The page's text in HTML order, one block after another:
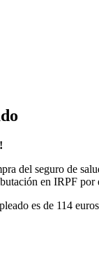
del seguro de
en IRPF por
es de 114